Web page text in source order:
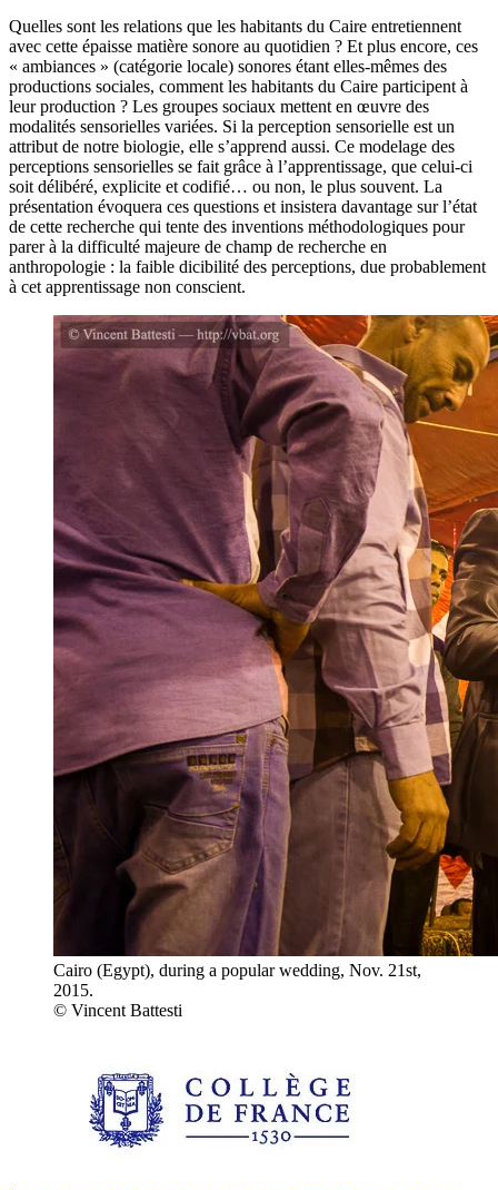
Quelles sont les relations que les habitants du Caire entretiennent
avec cette épaisse matière sonore au quotidien ? Et plus encore, ces
« ambiances » (catégorie locale) sonores étant elles-mêmes des
productions sociales, comment les habitants du Caire participent à
leur production ? Les groupes sociaux mettent en œuvre des
modalités sensorielles variées. Si la perception sensorielle est un
attribut de notre biologie, elle s’apprend aussi. Ce modelage des
perceptions sensorielles se fait grâce à l’apprentissage, que celui-ci
soit délibéré, explicite et codifié… ou non, le plus souvent. La
présentation évoquera ces questions et insistera davantage sur l’état
de cette recherche qui tente des inventions méthodologiques pour
parer à la difficulté majeure de champ de recherche en
anthropologie : la faible dicibilité des perceptions, due probablement
à cet apprentissage non conscient.
Cairo (Egypt), during a popular wedding, Nov. 21st,
2015.
© Vincent Battesti